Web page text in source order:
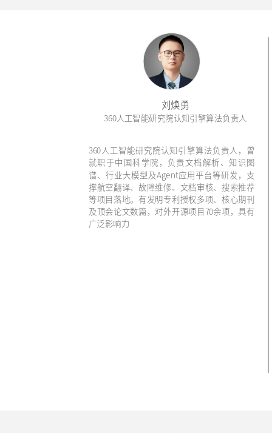
刘焕勇
360人工智能研究院认知引擎算法负责人
360人工智能研究院认知引擎算法负责人，曾
就职于中国科学院，负责文档解析、知识图
谱、行业大模型及Agent应用平台等研发，支
撑航空翻译、故障维修、文档审核、搜索推荐
等项目落地。有发明专利授权多项、核心期刊
及顶会论文数篇，对外开源项目70余项，具有
广泛影响力